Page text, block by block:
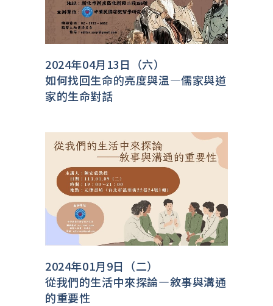
2024年04月13日（六）
如何找回生命的亮度與温—儒家與道
家的生命對話
2024年01月9日（二）
從我們的生活中來探論—敘事與溝通
的重要性